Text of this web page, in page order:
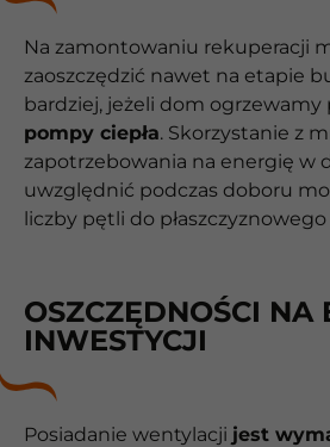
Na zamontowaniu rekuperacji
zaoszczędzić nawet na etapie
bardziej, jeżeli dom ogrzewamy
pompy ciepła. Skorzystanie z
zapotrzebowania na energię w
uwzględnić podczas doboru
liczby pętli do
OSZCZĘDNOŚCI NA
INWESTYCJI
Posiadanie wentylacji jest